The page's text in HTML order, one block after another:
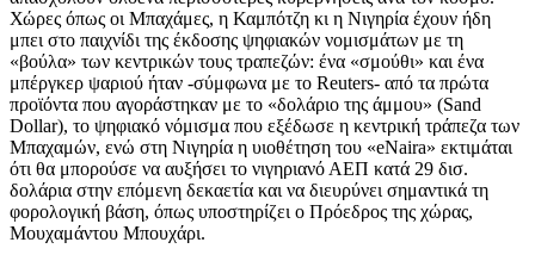
Χώρες όπως οι Μπαχάμες, η Καμπότζη κι η Νιγηρία έχουν ήδη
μπει στο παιχνίδι της έκδοσης ψηφιακών νομισμάτων με τη
«βούλα» των κεντρικών τους τραπεζών: ένα «σμούθι» και ένα
μπέργκερ ψαριού ήταν -σύμφωνα με το Reuters- από τα πρώτα
προϊόντα που αγοράστηκαν με το «δολάριο της άμμου» (Sand
Dollar), το ψηφιακό νόμισμα που εξέδωσε η κεντρική τράπεζα των
Μπαχαμών, ενώ στη Νιγηρία η υιοθέτηση του «eNaira» εκτιμάται
ότι θα μπορούσε να αυξήσει το νιγηριανό ΑΕΠ κατά 29 δισ.
δολάρια στην επόμενη δεκαετία και να διευρύνει σημαντικά τη
φορολογική βάση, όπως υποστηρίζει ο Πρόεδρος της χώρας,
Μουχαμάντου Μπουχάρι.